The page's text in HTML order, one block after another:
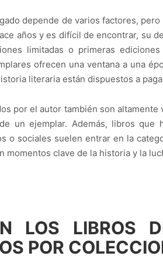
depende de varios factores,
años y es difícil de encontrar, su
limitadas o primeras
ofrecen una ventana a una
literaria están dispuestos a
por el autor también son
un ejemplar. Además, libros que
o sociales suelen entrar en la
momentos clave de la historia y la
LOS LIBROS
POR